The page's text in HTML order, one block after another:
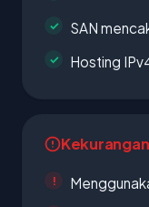
SAN
Hosting
Kekurangan